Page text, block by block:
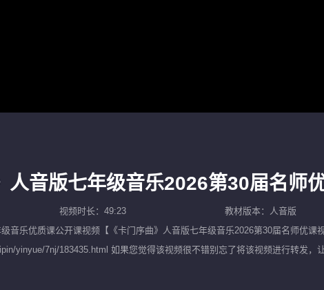
人音版七年级音乐2026第30届名师
视频时长：49:23
教材版本：人音版
音乐优质课公开课视频【 《卡门序曲》人音版七年级音乐2026第30届名师优课
yinyue/7nj/183435.html 如果您觉得该视频很不错别忘了将该视频进行转发，